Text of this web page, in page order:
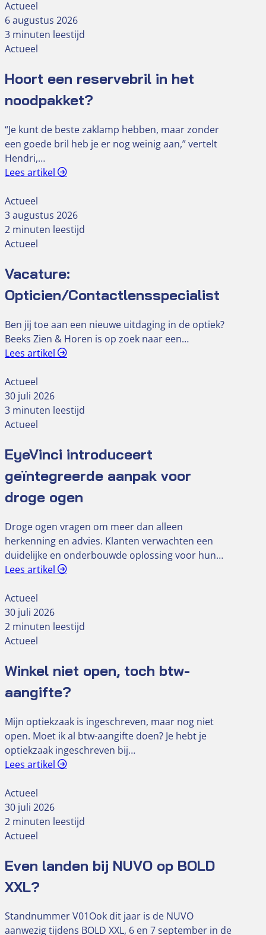
Actueel
6 augustus 2026
3 minuten leestijd
Actueel
Hoort een reservebril in het
noodpakket?
“Je kunt de beste zaklamp hebben, maar zonder
een goede bril heb je er nog weinig aan,” vertelt
Hendri,…
Lees artikel
Actueel
3 augustus 2026
2 minuten leestijd
Actueel
Vacature:
Opticien/Contactlensspecialist
Ben jij toe aan een nieuwe uitdaging in de optiek?
Beeks Zien & Horen is op zoek naar een…
Lees artikel
Actueel
30 juli 2026
3 minuten leestijd
Actueel
EyeVinci introduceert
geïntegreerde aanpak voor
droge ogen
Droge ogen vragen om meer dan alleen
herkenning en advies. Klanten verwachten een
duidelijke en onderbouwde oplossing voor hun…
Lees artikel
Actueel
30 juli 2026
2 minuten leestijd
Actueel
Winkel niet open, toch btw-
aangifte?
Mijn optiekzaak is ingeschreven, maar nog niet
open. Moet ik al btw-aangifte doen? Je hebt je
optiekzaak ingeschreven bij…
Lees artikel
Actueel
30 juli 2026
2 minuten leestijd
Actueel
Even landen bij NUVO op BOLD
XXL?
Standnummer V01Ook dit jaar is de NUVO
aanwezig tijdens BOLD XXL, 6 en 7 september in de